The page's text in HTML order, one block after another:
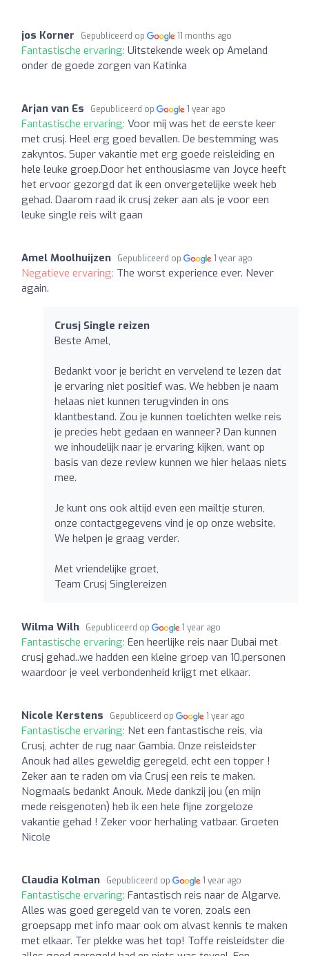
jos Korner Gepubliceerd op 11 months ago
Fantastische ervaring: Uitstekende week op Ameland
onder de goede zorgen van Katinka
Arjan van Es Gepubliceerd op 1 year ago
Fantastische ervaring: Voor mij was het de eerste keer
met crusj. Heel erg goed bevallen. De bestemming was
zakyntos. Super vakantie met erg goede reisleiding en
hele leuke groep.Door het enthousiasme van Joyce heeft
het ervoor gezorgd dat ik een onvergetelijke week heb
gehad. Daarom raad ik crusj zeker aan als je voor een
leuke single reis wilt gaan
Amel Moolhuijzen Gepubliceerd op 1 year ago
Negatieve ervaring: The worst experience ever. Never
again.
Crusj Single reizen
Beste Amel,
Bedankt voor je bericht en vervelend te lezen dat
je ervaring niet positief was. We hebben je naam
helaas niet kunnen terugvinden in ons
klantbestand. Zou je kunnen toelichten welke reis
je precies hebt gedaan en wanneer? Dan kunnen
we inhoudelijk naar je ervaring kijken, want op
basis van deze review kunnen we hier helaas niets
mee.
Je kunt ons ook altijd even een mailtje sturen,
onze contactgegevens vind je op onze website.
We helpen je graag verder.
Met vriendelijke groet,
Team Crusj Singlereizen
Wilma Wilh Gepubliceerd op 1 year ago
Fantastische ervaring: Een heerlijke reis naar Dubai met
crusj gehad..we hadden een kleine groep van 10.personen
waardoor je veel verbondenheid krijgt met elkaar.
Nicole Kerstens Gepubliceerd op 1 year ago
Fantastische ervaring: Net een fantastische reis, via
Crusj, achter de rug naar Gambia. Onze reisleidster
Anouk had alles geweldig geregeld, echt een topper !
Zeker aan te raden om via Crusj een reis te maken.
Nogmaals bedankt Anouk. Mede dankzij jou (en mijn
mede reisgenoten) heb ik een hele fijne zorgeloze
vakantie gehad ! Zeker voor herhaling vatbaar. Groeten
Nicole
Claudia Kolman Gepubliceerd op 1 year ago
Fantastische ervaring: Fantastisch reis naar de Algarve.
Alles was goed geregeld van te voren, zoals een
groepsapp met info maar ook om alvast kennis te maken
met elkaar. Ter plekke was het top! Toffe reisleidster die